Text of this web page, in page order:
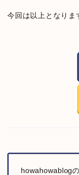
今回は以上となりま
howahowablog